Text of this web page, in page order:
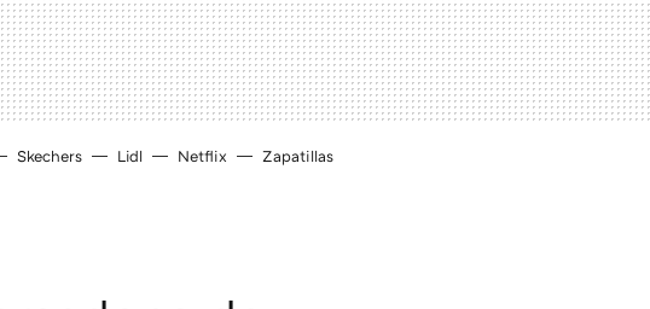
Skechers Lidl Netflix Zapatillas